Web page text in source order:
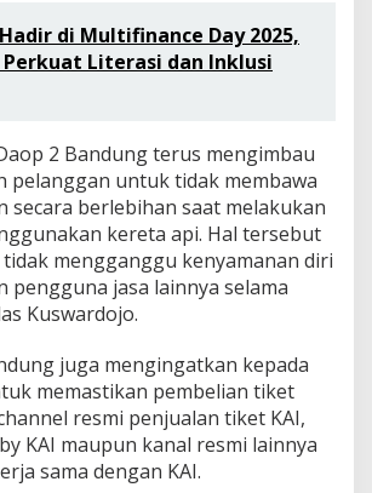
Hadir di Multifinance Day 2025,
Perkuat Literasi dan Inklusi
2 Bandung terus mengimbau
pelanggan untuk tidak membawa
secara berlebihan saat melakukan
kereta api. Hal tersebut
mengganggu kenyamanan diri
pengguna jasa lainnya selama
Kuswardojo.
juga mengingatkan kepada
memastikan pembelian tiket
resmi penjualan tiket KAI,
KAI maupun kanal resmi lainnya
sama dengan KAI.